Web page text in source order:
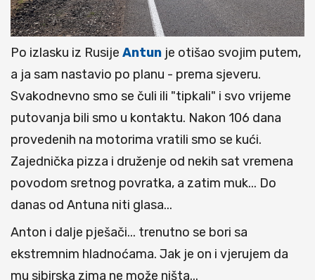
Po izlasku iz Rusije Antun je otišao svojim putem,
a ja sam nastavio po planu - prema sjeveru.
Svakodnevno smo se čuli ili "tipkali" i svo vrijeme
putovanja bili smo u kontaktu. Nakon 106 dana
provedenih na motorima vratili smo se kući.
Zajednička pizza i druženje od nekih sat vremena
povodom sretnog povratka, a zatim muk... Do
danas od Antuna niti glasa...
Anton i dalje pješači... trenutno se bori sa
ekstremnim hladnoćama. Jak je on i vjerujem da
mu sibirska zima ne može ništa...